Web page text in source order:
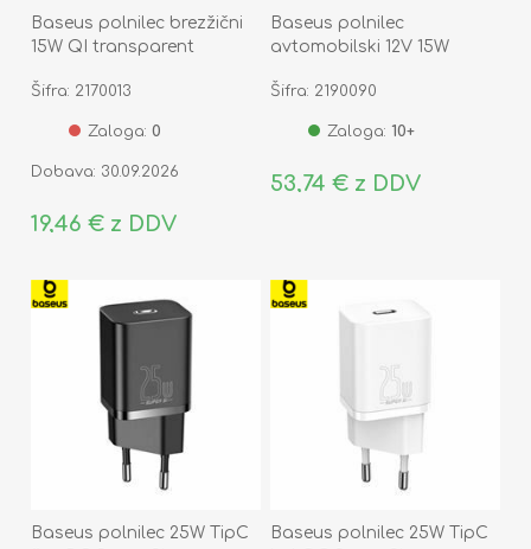
Baseus polnilec brezžični
15W QI transparent
Šifra: 2170013
Zaloga: 0
Dobava: 30.09.2026
19,46 € z DDV
Baseus polnilec
avtomobilski 12V 15W
Šifra: 2190090
Zaloga: 10+
53,74 € z DDV
Baseus polnilec 25W TipC
Baseus polnilec 25W TipC